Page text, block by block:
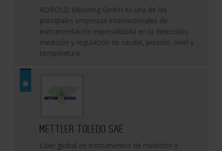
KOBOLD Messring GmbH es una de las
principales empresas internacionales de
instrumentación especializada en la detección,
medición y regulación de caudal, presión, nivel y
temperatura.
METTLER TOLEDO SAE
Líder global en instrumentos de medición y